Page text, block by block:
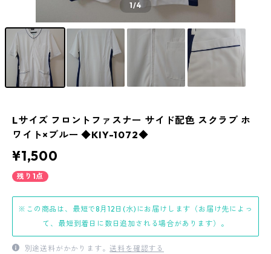
1/4
Lサイズ フロントファスナー サイド配色 スクラブ ホ
ワイト×ブルー ◆KIY-1072◆
¥1,500
残り1点
※この商品は、最短で8月12日(水)にお届けします（お届け先によっ
て、最短到着日に数日追加される場合があります）。
別途送料がかかります。送料を確認する